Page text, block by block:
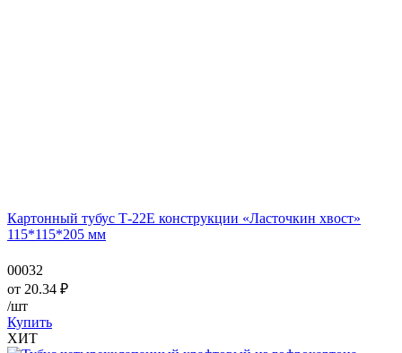
Картонный тубус Т-22Е конструкции «Ласточкин хвост»
115*115*205 мм
00032
от 20.34 ₽
/шт
Купить
ХИТ